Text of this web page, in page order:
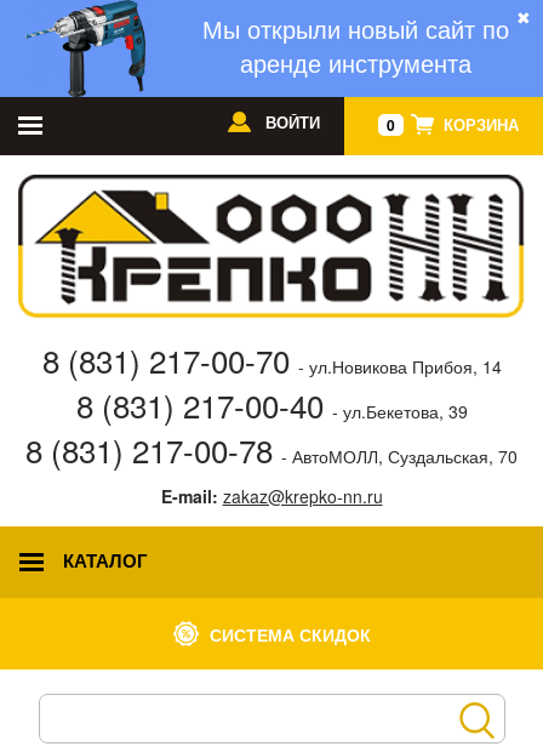
✖
Мы открыли новый сайт по
аренде инструмента
0 КОРЗИНА
ВОЙТИ
8 (831) 217-00-70 - ул.Новикова Прибоя, 14
8 (831) 217-00-40 - ул.Бекетова, 39
8 (831) 217-00-78 - АвтоМОЛЛ, Суздальская, 70
E-mail: zakaz@krepko-nn.ru
КАТАЛОГ
СИСТЕМА СКИДОК